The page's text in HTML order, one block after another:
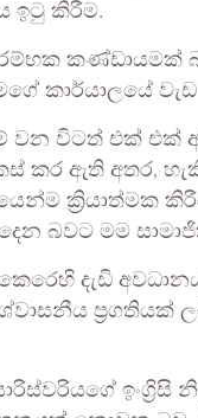
ඉටු කිරීම.
කණ්ඩායමක්
කාර්යාලයේ
වන විටත් එක් එක්
කර ඇති අතර,
ක්‍රියාත්මක
බවට මම
දැඩි
ඉංග්‍රිසි